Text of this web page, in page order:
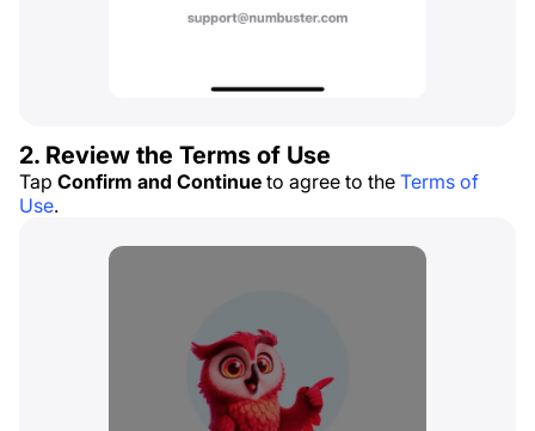
2. Review the Terms of Use
Tap Confirm and Continue to agree to the Terms of
Use.